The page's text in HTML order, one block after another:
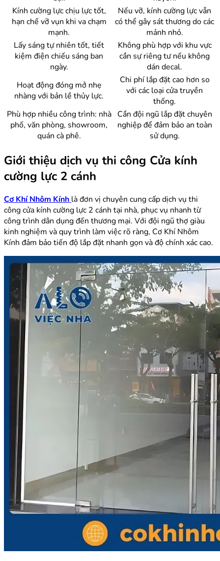
Kính cường lực chịu lực tốt,
hạn chế vỡ vụn khi va chạm
mạnh.
Nếu vỡ, kính cường lực vẫn
có thể gây sát thương do các
mảnh nhỏ.
Lấy sáng tự nhiên tốt, tiết
kiệm điện chiếu sáng ban
ngày.
Không phù hợp với khu vực
cần sự riêng tư nếu không
dán decal.
Hoạt động đóng mở nhẹ
nhàng với bản lề thủy lực.
Chi phí lắp đặt cao hơn so
với các loại cửa truyền
thống.
Phù hợp nhiều công trình: nhà
phố, văn phòng, showroom,
quán cà phê.
Cần đội ngũ lắp đặt chuyên
nghiệp để đảm bảo an toàn
sử dụng.
Giới thiệu dịch vụ thi công Cửa kính
cường lực 2 cánh
Cơ Khí Nhôm Kính là đơn vị chuyên cung cấp dịch vụ thi
công cửa kính cường lực 2 cánh tại nhà, phục vụ nhanh từ
công trình dân dụng đến thương mại. Với đội ngũ thợ giàu
kinh nghiệm và quy trình làm việc rõ ràng, Cơ Khí Nhôm
Kính đảm bảo tiến độ lắp đặt nhanh gọn và độ chính xác cao.